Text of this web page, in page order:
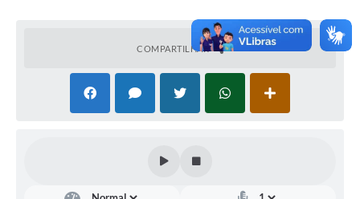
Serviços Online
COMPARTILHAR